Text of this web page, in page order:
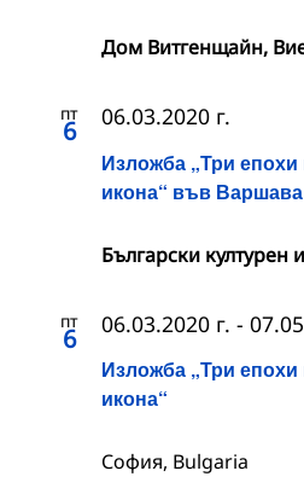
Дом Витгенщайн,
пт
6
Изложба „Три епохи
икона“ във Варшава
06.03.2020 г.
Български културен
пт
6
Изложба „Три епохи
икона“
06.03.2020 г. -
София, Bulgaria